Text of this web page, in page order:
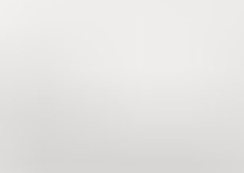
Они не чувствуются на глазу и не
скольжение линз.
липидов и протеина.­